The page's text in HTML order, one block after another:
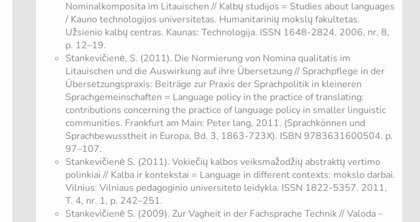
Nominalkomposita im Litauischen // Kalbų studijos = Studies about languages
/ Kauno technologijos universitetas. Humanitarinių mokslų fakultetas.
Užsienio kalbų centras. Kaunas: Technologija. ISSN 1648-2824. 2006, nr. 8,
p. 12–19.
Stankevičienė, S. (2011). Die Normierung von Nomina qualitatis im
Litauischen und die Auswirkung auf ihre Übersetzung // Sprachpflege in der
Übersetzungspraxis: Beiträge zur Praxis der Sprachpolitik in kleineren
Sprachgemeinschaften = Language policy in the practice of translating:
contributions concerning the practice of language policy in smaller linguistic
communities. Frankfurt am Main: Peter lang, 2011. (Sprachkönnen und
Sprachbewusstheit in Europa, Bd. 3, 1863-723X). ISBN 9783631600504. p.
97–107.
Stankevičienė S. (2011). Vokiečių kalbos veiksmažodžių abstraktų vertimo
polinkiai // Kalba ir kontekstai = Language in different contexts: mokslo darbai.
Vilnius: Vilniaus pedagoginio universiteto leidykla. ISSN 1822-5357. 2011,
T. 4, nr. 1, p. 242–251.
Stankevičienė S. (2009). Zur Vagheit in der Fachsprache Technik // Valoda –